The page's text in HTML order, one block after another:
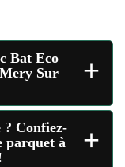
Bat Eco
Sur
+
? Confiez-
parquet à
+